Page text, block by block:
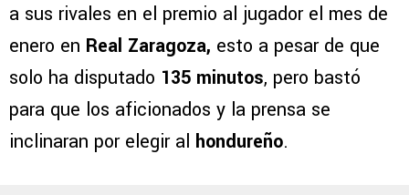
a sus rivales en el premio al jugador el mes de
enero en Real Zaragoza, esto a pesar de que
solo ha disputado 135 minutos, pero bastó
para que los aficionados y la prensa se
inclinaran por elegir al hondureño.